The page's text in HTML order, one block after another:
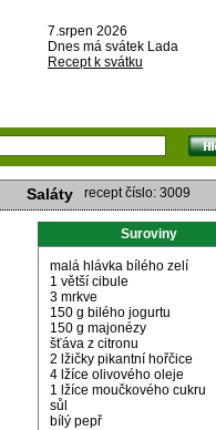
7.srpen 2026
Dnes má svátek Lada
Recept k svátku
Saláty recept číslo: 3009
Suroviny
malá hlávka bílého zelí
1 větší cibule
3 mrkve
150 g bilého jogurtu
150 g majonézy
šťáva z citronu
2 lžičky pikantní hořčice
4 lžíce olivového oleje
1 lžíce moučkového cukru
sůl
bílý pepř